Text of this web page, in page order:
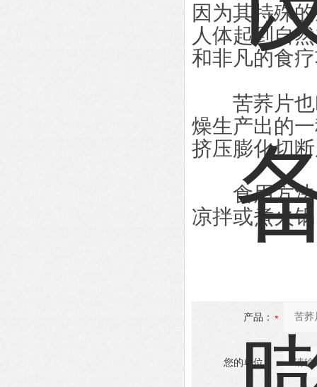
因为其特殊
人体起到自
和非凡的食
苦荞片也
燥生产出的
挤压膨化切
食用方法
凉拌或煮火
产品：
您的单位：